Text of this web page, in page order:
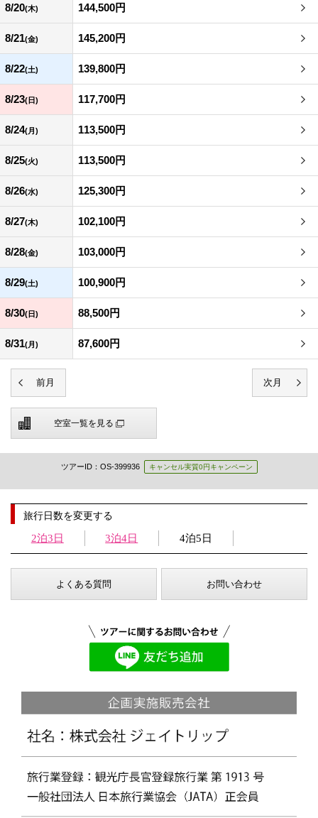
8/20(木) 144,500円
8/21(金) 145,200円
8/22(土) 139,800円
8/23(日) 117,700円
8/24(月) 113,500円
8/25(火) 113,500円
8/26(水) 125,300円
8/27(木) 102,100円
8/28(金) 103,000円
8/29(土) 100,900円
8/30(日) 88,500円
8/31(月) 87,600円
空室一覧を見る
ツアーID：OS-399936 キャンセル実質0円キャンペーン
旅行日数を変更する
2泊3日 3泊4日 4泊5日
よくある質問 お問い合わせ